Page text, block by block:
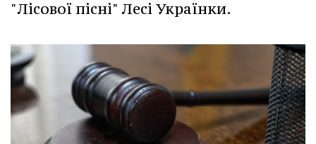
"Лісової пісні" Лесі Українки.